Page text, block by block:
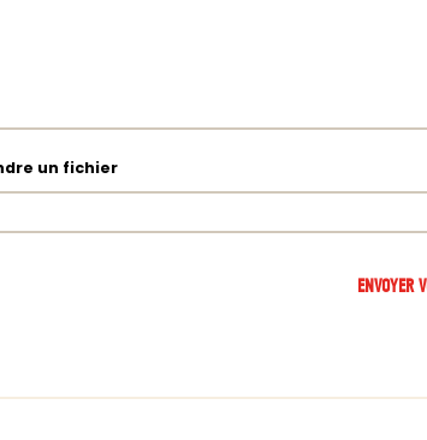
un fichier
ENVOYER